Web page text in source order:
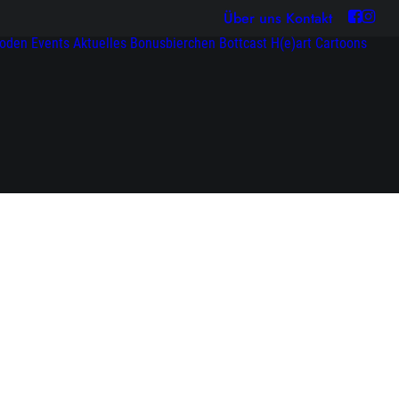
Über uns Kontakt
Events Aktuelles Bonusbierchen Bottcast H(e)art Cartoons